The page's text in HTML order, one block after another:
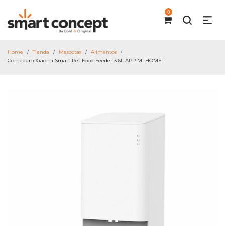
0
Home / Tienda / Mascotas / Alimentos /
Comedero Xiaomi Smart Pet Food Feeder 3.6L APP MI HOME